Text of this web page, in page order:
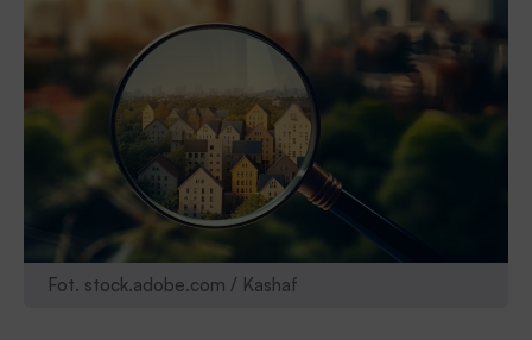
Fot. stock.adobe.com / Kashaf